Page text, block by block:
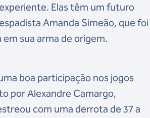
Elas têm um futuro
Amanda Simeão, que foi
sua arma de origem.
boa participação nos jogos
por Alexandre Camargo,
com uma derrota de 37 a